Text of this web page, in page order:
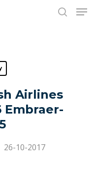
close
Airlines
Embraer-
26-10-2017